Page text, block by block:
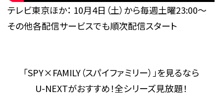
テレビ東京ほか： 10月4日（土）から毎週土曜23:00～
その他各配信サービスでも順次配信スタート
「SPY×FAMILY（スパイファミリー）」を見るなら
U-NEXTがおすすめ！全シリーズ見放題！